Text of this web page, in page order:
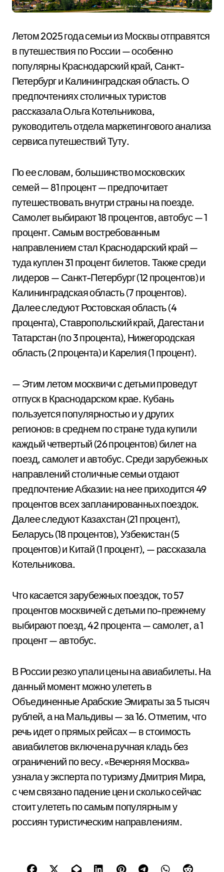
Летом 2025 года семьи из Москвы отправятся
в путешествия по России — особенно
популярны Краснодарский край, Санкт-
Петербург и Калининградская область. О
предпочтениях столичных туристов
рассказала Ольга Котельникова,
руководитель отдела маркетингового анализа
сервиса путешествий Туту.
По ее словам, большинство московских
семей — 81 процент — предпочитает
путешествовать внутри страны на поезде.
Самолет выбирают 18 процентов, автобус — 1
процент. Самым востребованным
направлением стал Краснодарский край —
туда куплен 31 процент билетов. Также среди
лидеров — Санкт-Петербург (12 процентов) и
Калининградская область (7 процентов).
Далее следуют Ростовская область (4
процента), Ставропольский край, Дагестан и
Татарстан (по 3 процента), Нижегородская
область (2 процента) и Карелия (1 процент).
— Этим летом москвичи с детьми проведут
отпуск в Краснодарском крае. Кубань
пользуется популярностью и у других
регионов: в среднем по стране туда купили
каждый четвертый (26 процентов) билет на
поезд, самолет и автобус. Среди зарубежных
направлений столичные семьи отдают
предпочтение Абхазии: на нее приходится 49
процентов всех запланированных поездок.
Далее следуют Казахстан (21 процент),
Беларусь (18 процентов), Узбекистан (5
процентов) и Китай (1 процент), — рассказала
Котельникова.
Что касается зарубежных поездок, то 57
процентов москвичей с детьми по-прежнему
выбирают поезд, 42 процента — самолет, а 1
процент — автобус.
В России резко упали цены на авиабилеты. На
данный момент можно улететь в
Объединенные Арабские Эмираты за 5 тысяч
рублей, а на Мальдивы — за 16. Отметим, что
речь идет о прямых рейсах — в стоимость
авиабилетов включена ручная кладь без
ограничений по весу. «Вечерняя Москва»
узнала у эксперта по туризму Дмитрия Мира,
с чем связано падение цен и сколько сейчас
стоит улететь по самым популярным у
россиян туристическим направлениям.